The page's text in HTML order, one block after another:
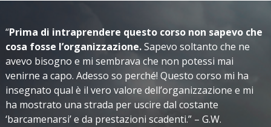
“Prima di intraprendere questo corso non sapevo che
cosa fosse l’organizzazione.Sapevo soltanto che ne
avevo bisogno e mi sembrava che non potessi mai
venirne a capo. Adesso so perché! Questo corso mi ha
insegnato qual è il vero valore dell’organizzazione e mi
ha mostrato una strada per uscire dal costante
‘barcamenarsi’ e da prestazioni scadenti.” – G.W.